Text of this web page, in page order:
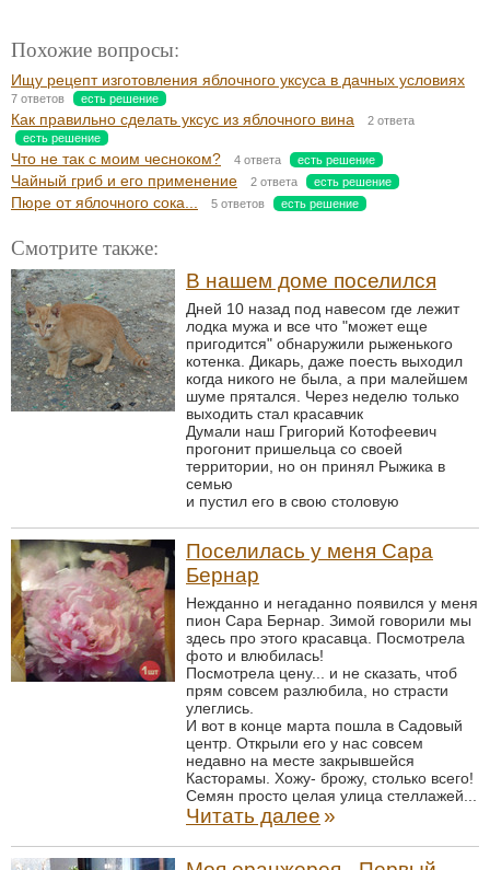
Похожие вопросы:
Ищу рецепт изготовления яблочного уксуса в дачных условиях
7 ответов есть решение
Как правильно сделать уксус из яблочного вина
2 ответа
есть решение
Что не так с моим чесноком? 4 ответа есть решение
Чайный гриб и его применение 2 ответа есть решение
Пюре от яблочного сока... 5 ответов есть решение
Смотрите также:
В нашем доме поселился
Дней 10 назад под навесом где лежит
лодка мужа и все что "может еще
пригодится" обнаружили рыженького
котенка. Дикарь, даже поесть выходил
когда никого не была, а при малейшем
шуме прятался. Через неделю только
выходить стал красавчик
Думали наш Григорий Котофеевич
прогонит пришельца со своей
территории, но он принял Рыжика в
семью
и пустил его в свою столовую
Поселилась у меня Сара
Бернар
Нежданно и негаданно появился у меня
пион Сара Бернар. Зимой говорили мы
здесь про этого красавца. Посмотрела
фото и влюбилась!
Посмотрела цену... и не сказать, чтоб
прям совсем разлюбила, но страсти
улеглись.
И вот в конце марта пошла в Садовый
центр. Открыли его у нас совсем
недавно на месте закрывшейся
Касторамы. Хожу- брожу, столько всего!
Семян просто целая улица стеллажей...
Читать далее»